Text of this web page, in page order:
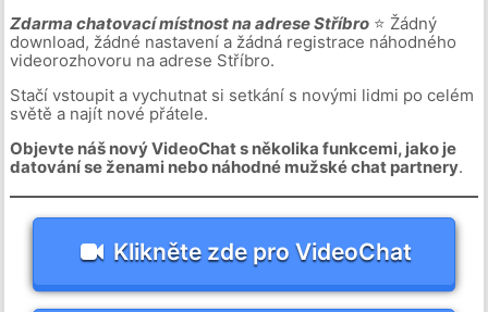
Zdarma chatovací místnost na adrese Stříbro⭐ Žádný
download, žádné nastavení a žádná registrace náhodného
videorozhovoru na adrese Stříbro.
Stačí vstoupit a vychutnat si setkání s novými lidmi po celém
světě a najít nové přátele.
Objevte náš nový VideoChat s několika funkcemi, jako je
datování se ženami nebo náhodné mužské chat partnery.
Klikněte zde pro VideoChat